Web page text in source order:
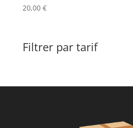
20,00 €
Filtrer par tarif